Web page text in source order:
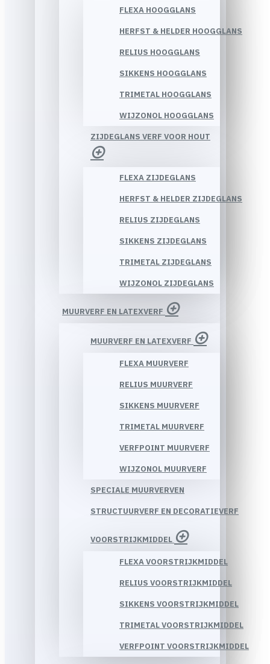
FLEXA HOOGGLANS
HERFST & HELDER HOOGGLANS
RELIUS HOOGGLANS
SIKKENS HOOGGLANS
TRIMETAL HOOGGLANS
WIJZONOL HOOGGLANS
ZIJDEGLANS VERF VOOR HOUT
FLEXA ZIJDEGLANS
HERFST & HELDER ZIJDEGLANS
RELIUS ZIJDEGLANS
SIKKENS ZIJDEGLANS
TRIMETAL ZIJDEGLANS
WIJZONOL ZIJDEGLANS
MUURVERF EN LATEXVERF
MUURVERF EN LATEXVERF
FLEXA MUURVERF
RELIUS MUURVERF
SIKKENS MUURVERF
TRIMETAL MUURVERF
VERFPOINT MUURVERF
WIJZONOL MUURVERF
SPECIALE MUURVERVEN
STRUCTUURVERF EN DECORATIEVERF
VOORSTRIJKMIDDEL
FLEXA VOORSTRIJKMIDDEL
RELIUS VOORSTRIJKMIDDEL
SIKKENS VOORSTRIJKMIDDEL
TRIMETAL VOORSTRIJKMIDDEL
VERFPOINT VOORSTRIJKMIDDEL